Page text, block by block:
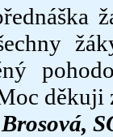
děkuji